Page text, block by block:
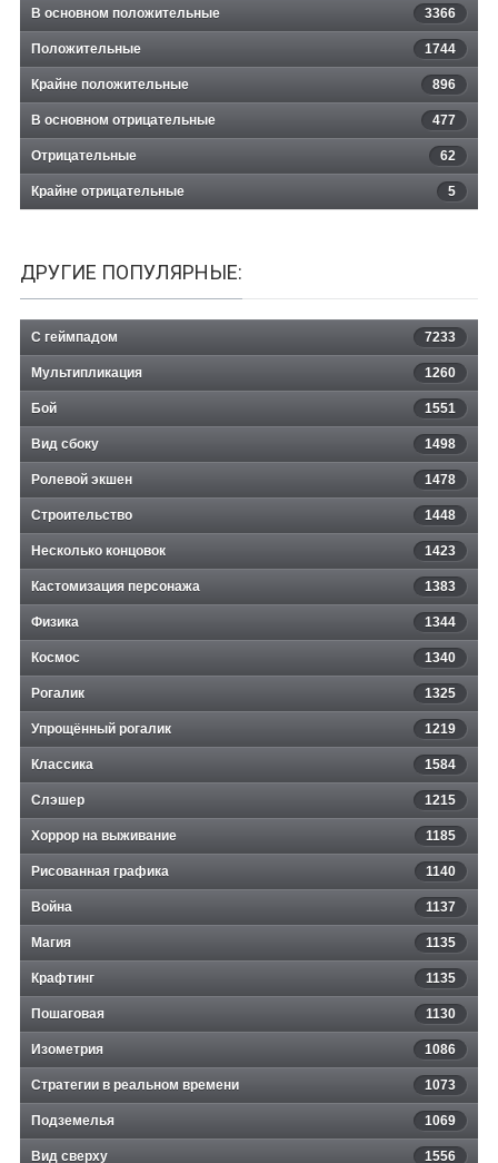
В основном положительные 3366
Положительные 1744
Крайне положительные 896
В основном отрицательные 477
Отрицательные 62
Крайне отрицательные 5
ДРУГИЕ ПОПУЛЯРНЫЕ:
С геймпадом 7233
Мультипликация 1260
Бой 1551
Вид сбоку 1498
Ролевой экшен 1478
Строительство 1448
Несколько концовок 1423
Кастомизация персонажа 1383
Физика 1344
Космос 1340
Рогалик 1325
Упрощённый рогалик 1219
Классика 1584
Слэшер 1215
Хоррор на выживание 1185
Рисованная графика 1140
Война 1137
Магия 1135
Крафтинг 1135
Пошаговая 1130
Изометрия 1086
Стратегии в реальном времени 1073
Подземелья 1069
Вид сверху 1556